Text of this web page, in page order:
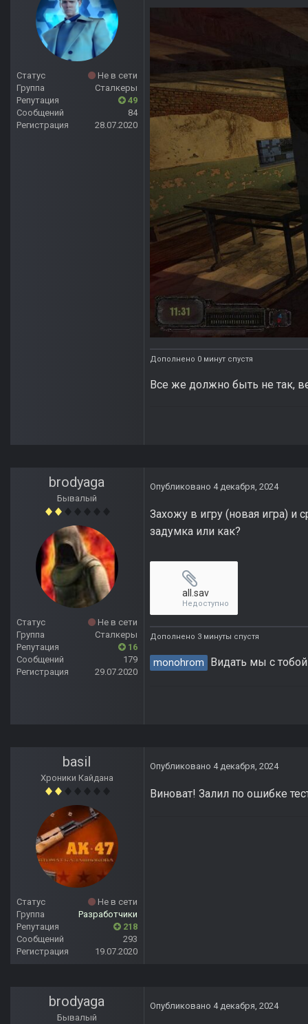
Статус
Не в сети
Группа
Сталкеры
Репутация
49
Сообщений
84
Регистрация
28.07.2020
Дополнено 0 минут спустя
Все же должно быть не так,
brodyaga
Бывалый
Статус
Не в сети
Группа
Сталкеры
Репутация
16
Сообщений
179
Регистрация
29.07.2020
Опубликовано 4 декабря, 2024
Захожу в игру (новая игра) и
задумка или как?
all.sav
Недоступно
Дополнено 3 минуты спустя
monohrom Видать мы с
basil
Хроники Кайдана
Статус
Не в сети
Группа
Разработчики
Репутация
218
Сообщений
293
Регистрация
19.07.2020
Опубликовано 4 декабря, 2024
Виноват! Залил по ошибке
brodyaga
Бывалый
Опубликовано 4 декабря, 2024